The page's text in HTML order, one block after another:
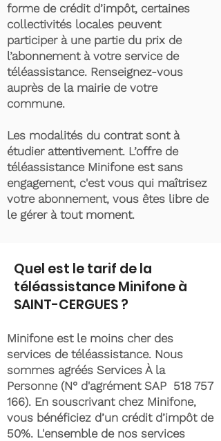
forme de crédit d’impôt, certaines
collectivités locales peuvent
participer à une partie du prix de
l’abonnement à votre service de
téléassistance. Renseignez-vous
auprès de la mairie de votre
commune.
Les modalités du contrat sont à
étudier attentivement. L’offre de
téléassistance Minifone est sans
engagement, c'est vous qui maîtrisez
votre abonnement, vous êtes libre de
le gérer à tout moment.
Quel est le tarif de la
téléassistance Minifone à
SAINT-CERGUES ?
Minifone est le moins cher des
services de téléassistance. Nous
sommes agréés Services À la
Personne (N° d'agrément SAP 518 757
166). En souscrivant chez Minifone,
vous bénéficiez d’un crédit d’impôt de
50%. L'ensemble de nos services